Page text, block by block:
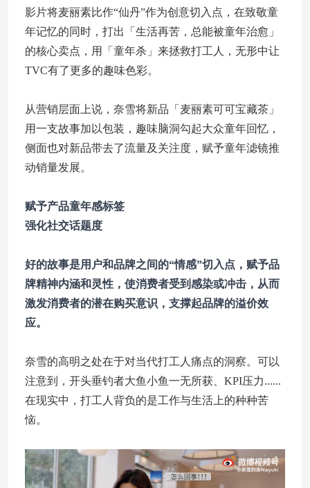
影片将麦丽素比作“仙丹”作为创意切入点，在致敬童
年记忆的同时，打出「生活再苦，总能被童年治愈」
的核心卖点，用「童年杀」来拯救打工人，无形中让
TVC有了更多的趣味色彩。
从营销层面上说，奈雪将新品「麦丽素可可宝藏茶」
用一支故事加以包装，趣味脑洞勾起大众童年回忆，
侧面也对新品带去了流量及关注度，赋予童年滤镜推
动销量发展。
赋予产品童年感标签
强化社交话题度
好的故事是用户和品牌之间的“情感”切入点，赋予品
牌精神内涵和灵性，使消费者受到感染或冲击，从而
激发消费者的潜在购买意识，支撑起品牌的溢价效
应。
奈雪的高明之处在于对当代打工人痛点的洞察。可以
注意到，开头垂钓者大鱼小鱼一无所获、KPI压力......
在现实中，打工人背负的是工作与生活上的种种苦
恼。